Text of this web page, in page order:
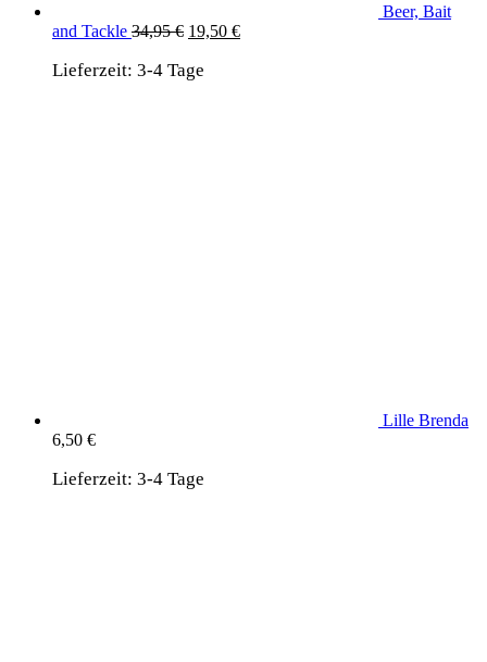
Beer, Bait
and Tackle 34,95€ Ursprünglicher
war:
19,50 €Aktueller
Lieferzeit: 3-4 Tage
Lille Brenda
6,50 €
Lieferzeit: 3-4 Tage